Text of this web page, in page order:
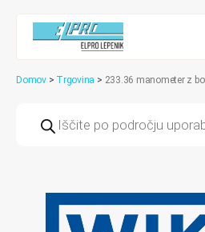
Domov > Trgovina > 233.36 manometer z
search